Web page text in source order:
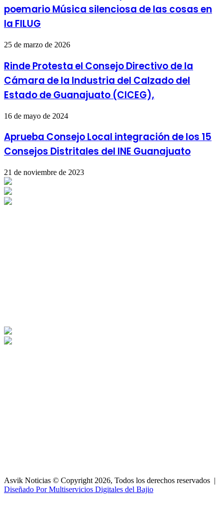
poemario Música silenciosa de las cosas en
la FILUG
25 de marzo de 2026
Rinde Protesta el Consejo Directivo de la
Cámara de la Industria del Calzado del
Estado de Guanajuato (CICEG),
16 de mayo de 2024
Aprueba Consejo Local integración de los 15
Consejos Distritales del INE Guanajuato
21 de noviembre de 2023
Asvik Noticias © Copyright 2026, Todos los derechos reservados |
Diseñado Por Multiservicios Digitales del Bajio